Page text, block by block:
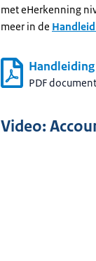
met eHerkenning
meer in de
PDF document
Video: